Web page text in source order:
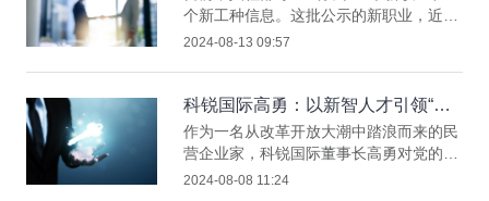
技术与能力要求。
个新工种信息。这批公示的新职业，近一
半被标注为数字职业，例如，生成式人工
维员。同时，还有随着经济社会绿色转
型，为适应新型低碳绿色领域和传统行业
转型升级对人才需求的绿色职业，如储能
直接还原炼铁工等。此外，还有口腔卫生
2024-08-13 09:57
科锐国际高勇：以新智人才引领“新
质”未来
作为一名从改革开放大潮中踏浪而来的民
营企业家，科锐国际董事长高勇对党的二
十届三中全会决定中提到的“两个毫不动
2024-08-08 11:24